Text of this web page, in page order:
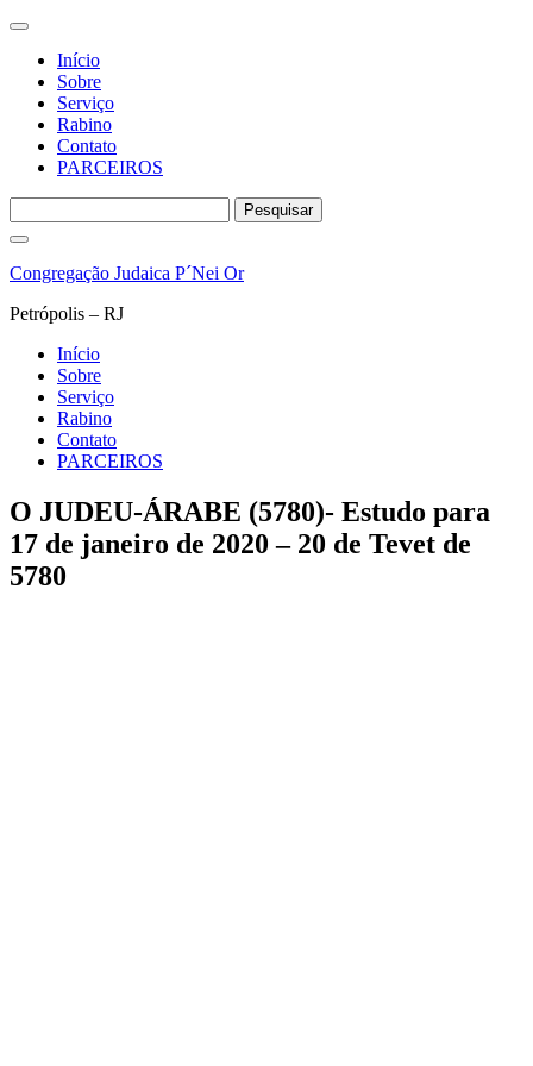
Início
Sobre
Serviço
Rabino
Contato
PARCEIROS
por:
Pular
o
Congregação Judaica P´Nei Or
Petrópolis – RJ
Início
Sobre
Serviço
Rabino
Contato
PARCEIROS
O JUDEU-ÁRABE (5780)- Estudo para
17 de janeiro de 2020 – 20 de Tevet de
5780